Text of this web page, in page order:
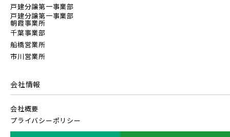
つくばエクスプレス
東葉高速鉄道
JR常磐線 [快速]
JR中央・総武線 [各駅停車]
見学OK
REASON市川 リファインドリビングコンセプト
17:00(事前予約制)・8月 6日(木) ～ 8月11日(火)・8月15日
地図内の物件アイコンを
販売開始前の物件
戸建分譲第一事業部
戸建分譲第一事業部
朝霞事業所
千葉事業部
船橋営業所
市川営業所
会社情報
会社概要
プライバシーポリシー